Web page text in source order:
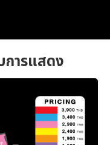
ารแสดง